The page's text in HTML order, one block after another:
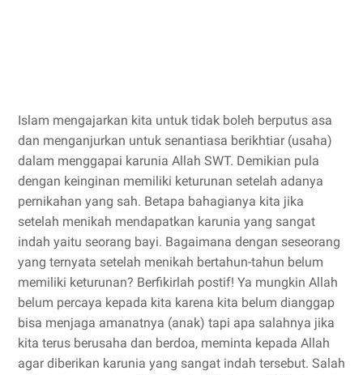
Islam mengajarkan kita untuk tidak boleh berputus asa
dan menganjurkan untuk senantiasa berikhtiar (usaha)
dalam menggapai karunia Allah SWT. Demikian pula
dengan keinginan memiliki keturunan setelah adanya
pernikahan yang sah. Betapa bahagianya kita jika
setelah menikah mendapatkan karunia yang sangat
indah yaitu seorang bayi. Bagaimana dengan seseorang
yang ternyata setelah menikah bertahun-tahun belum
memiliki keturunan? Berfikirlah postif! Ya mungkin Allah
belum percaya kepada kita karena kita belum dianggap
bisa menjaga amanatnya (anak) tapi apa salahnya jika
kita terus berusaha dan berdoa, meminta kepada Allah
agar diberikan karunia yang sangat indah tersebut. Salah